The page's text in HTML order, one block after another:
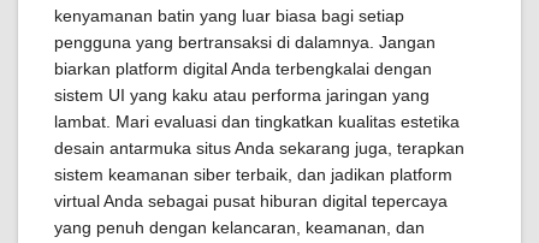
kenyamanan batin yang luar biasa bagi setiap
pengguna yang bertransaksi di dalamnya. Jangan
biarkan platform digital Anda terbengkalai dengan
sistem UI yang kaku atau performa jaringan yang
lambat. Mari evaluasi dan tingkatkan kualitas estetika
desain antarmuka situs Anda sekarang juga, terapkan
sistem keamanan siber terbaik, dan jadikan platform
virtual Anda sebagai pusat hiburan digital tepercaya
yang penuh dengan kelancaran, keamanan, dan